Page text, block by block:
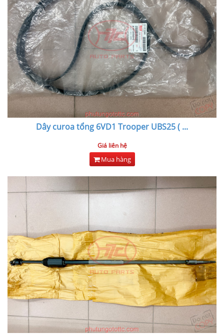
Dây curoa tổng 6VD1 Trooper UBS25 ( ...
Giá liên hệ
Mua hàng